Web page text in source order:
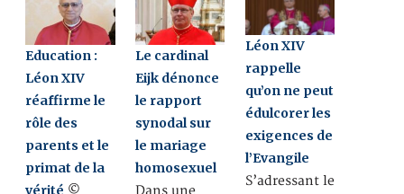
Education :
Léon XIV
réaffirme le
rôle des
parents et le
primat de la
vérité ©
Le cardinal
Eijk dénonce
le rapport
synodal sur
le mariage
homosexuel
Dans une
Léon XIV
rappelle
qu’on ne peut
édulcorer les
exigences de
l’Evangile
S’adressant le